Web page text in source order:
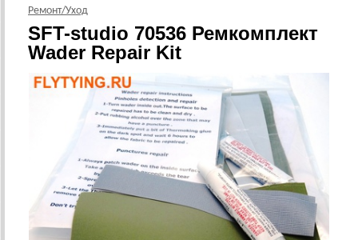
Ремонт/Уход
SFT-studio 70536 Ремкомплект
Wader Repair Kit